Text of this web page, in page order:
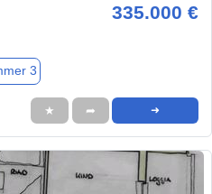
335.000 €
3
★ ➦ ➜